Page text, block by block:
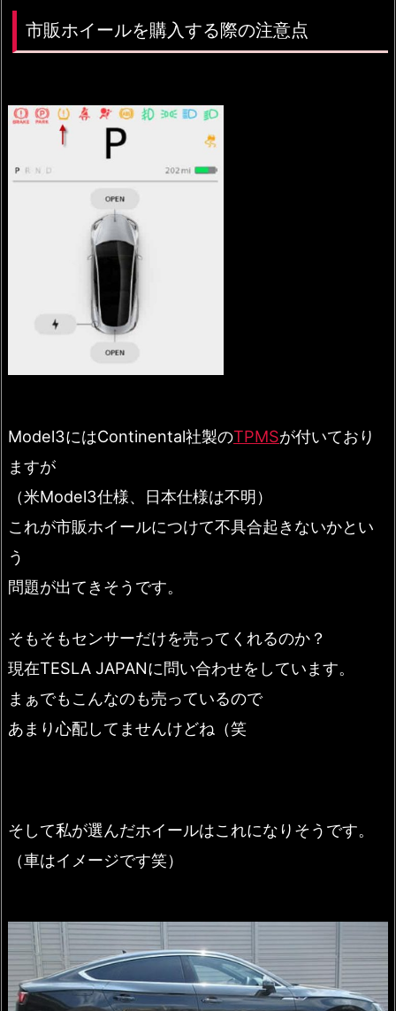
市販ホイールを購入する際の注意点
Model3にはContinental社製のTPMSが付いており
ますが
（米Model3仕様、日本仕様は不明）
これが市販ホイールにつけて不具合起きないかとい
う
問題が出てきそうです。
そもそもセンサーだけを売ってくれるのか？
現在TESLA JAPANに問い合わせをしています。
まぁでもこんなのも売っているので
あまり心配してませんけどね（笑
そして私が選んだホイールはこれになりそうです。
（車はイメージです笑）